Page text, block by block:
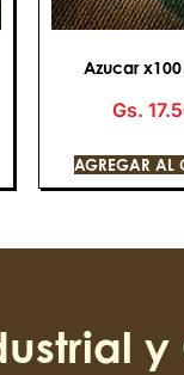
Azucar
Gs.
AGREGAR AL
y